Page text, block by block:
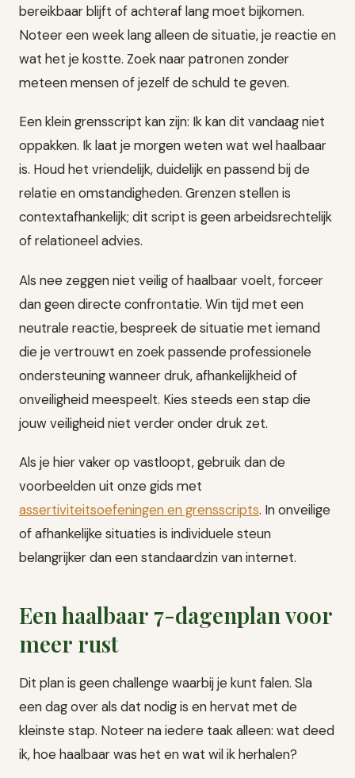
bereikbaar blijft of achteraf lang moet bijkomen.
Noteer een week lang alleen de situatie, je reactie en
wat het je kostte. Zoek naar patronen zonder
meteen mensen of jezelf de schuld te geven.
Een klein grensscript kan zijn: Ik kan dit vandaag niet
oppakken. Ik laat je morgen weten wat wel haalbaar
is. Houd het vriendelijk, duidelijk en passend bij de
relatie en omstandigheden. Grenzen stellen is
contextafhankelijk; dit script is geen arbeidsrechtelijk
of relationeel advies.
Als nee zeggen niet veilig of haalbaar voelt, forceer
dan geen directe confrontatie. Win tijd met een
neutrale reactie, bespreek de situatie met iemand
die je vertrouwt en zoek passende professionele
ondersteuning wanneer druk, afhankelijkheid of
onveiligheid meespeelt. Kies steeds een stap die
jouw veiligheid niet verder onder druk zet.
Als je hier vaker op vastloopt, gebruik dan de
voorbeelden uit onze gids met
assertiviteitsoefeningen en grensscripts. In onveilige
of afhankelijke situaties is individuele steun
belangrijker dan een standaardzin van internet.
Een haalbaar 7-dagenplan voor
meer rust
Dit plan is geen challenge waarbij je kunt falen. Sla
een dag over als dat nodig is en hervat met de
kleinste stap. Noteer na iedere taak alleen: wat deed
ik, hoe haalbaar was het en wat wil ik herhalen?